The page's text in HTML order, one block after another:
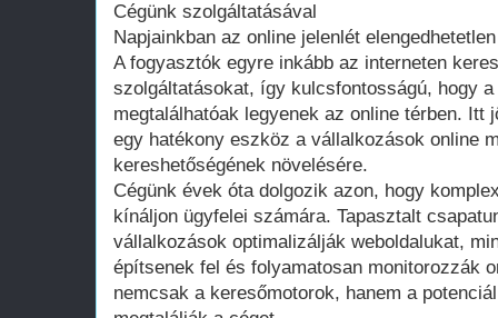
Cégünk szolgáltatásával
Napjainkban az online jelenlét
A fogyasztók egyre inkább az interneten
szolgáltatásokat, így kulcsfontosságú, hogy
megtalálhatóak legyenek az online térben. Itt
egy hatékony eszköz a vállalkozások online
kereshetőségének növelésére.
Cégünk évek óta dolgozik azon, hogy
kínáljon ügyfelei számára. Tapasztalt
vállalkozások optimalizálják weboldalukat,
építsenek fel és folyamatosan monitorozzák
nemcsak a keresőmotorok, hanem a